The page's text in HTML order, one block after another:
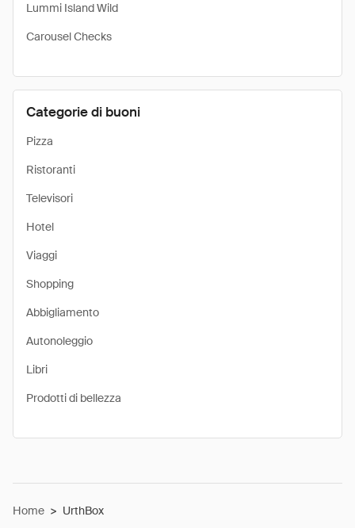
Lummi Island Wild
Carousel Checks
Categorie di buoni
Pizza
Ristoranti
Televisori
Hotel
Viaggi
Shopping
Abbigliamento
Autonoleggio
Libri
Prodotti di bellezza
Home > UrthBox